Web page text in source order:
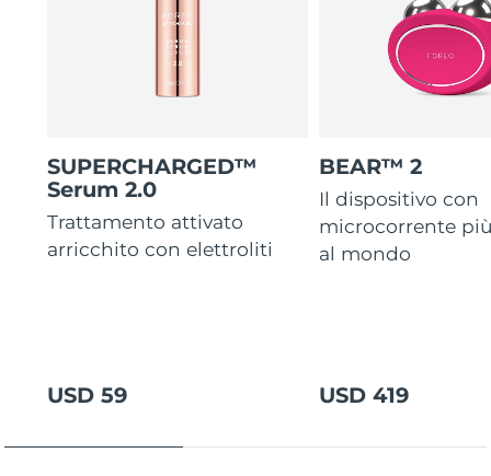
SUPERCHARGED™
Serum 2.0
Trattamento attivato
arricchito con elettroliti
USD 59
BEAR™ 2
Il dispositivo con
microcorrente
al mondo
USD 419